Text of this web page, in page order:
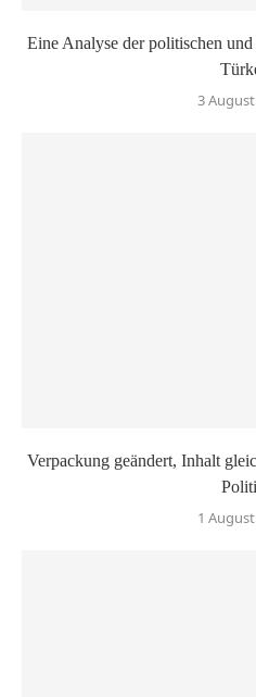
Eine Analyse der politischen
3
Verpackung geändert, Inhalt
1